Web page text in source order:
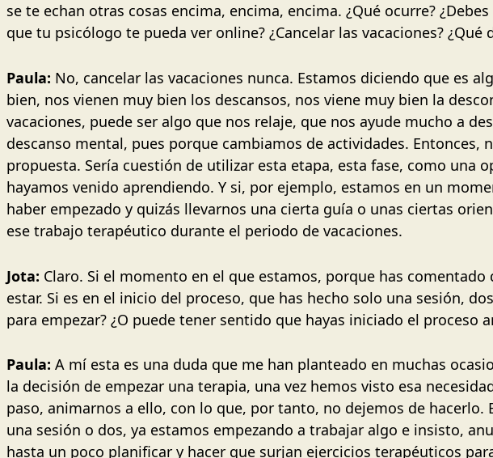
se te echan otras cosas encima, encima, encima. ¿Qué ocurre?
que tu psicólogo te pueda ver online? ¿Cancelar las vacaciones? ¿Qué
Paula: No, cancelar las vacaciones nunca. Estamos diciendo que es
bien, nos vienen muy bien los descansos, nos viene muy bien la
vacaciones, puede ser algo que nos relaje, que nos ayude mucho a
descanso mental, pues porque cambiamos de actividades. Entonces,
propuesta. Sería cuestión de utilizar esta etapa, esta fase, como una
hayamos venido aprendiendo. Y si, por ejemplo, estamos en un
haber empezado y quizás llevarnos una cierta guía o unas ciertas
ese trabajo terapéutico durante el periodo de vacaciones.
Jota: Claro. Si el momento en el que estamos, porque has
estar. Si es en el inicio del proceso, que has hecho solo una sesión,
para empezar? ¿O puede tener sentido que hayas iniciado el proceso
Paula: A mí esta es una duda que me han planteado en muchas
la decisión de empezar una terapia, una vez hemos visto esa
paso, animarnos a ello, con lo que, por tanto, no dejemos de
una sesión o dos, ya estamos empezando a trabajar algo e insisto,
hasta un poco planificar y hacer que surjan ejercicios terapéuticos